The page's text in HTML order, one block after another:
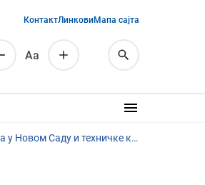
Аа
КонтактЛинковиМапа сајта
ЈН 14/2025 - Услуга стручног надзора над извођењем радова на изградњи пешачко-бициклистичког моста у Новом Саду и техничке контроле Пројекта за грађевинску дозволу